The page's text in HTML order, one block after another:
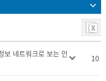
보 네트워크로 보는 인
10